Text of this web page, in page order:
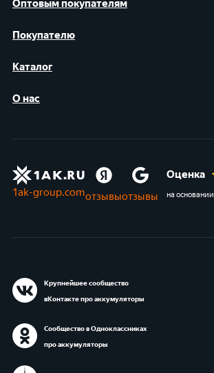
Оптовым покупателям
Покупателю
Каталог
О нас
1ak-group.comотзывыотзывы
Оценка
на основании
Крупнейшее сообщество
вКонтакте про аккумуляторы
Сообщество в Одноклассниках
про аккумуляторы